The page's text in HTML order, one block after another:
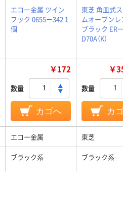
エコー金属 ツイン
フック 0655ー342 1
個
東芝 角皿式
ムオーブンレ
ブラック ER
D70A（K）
￥172
数量
カゴへ
￥
数量
カ
エコー金属 東芝
ブラック系 ブラック系